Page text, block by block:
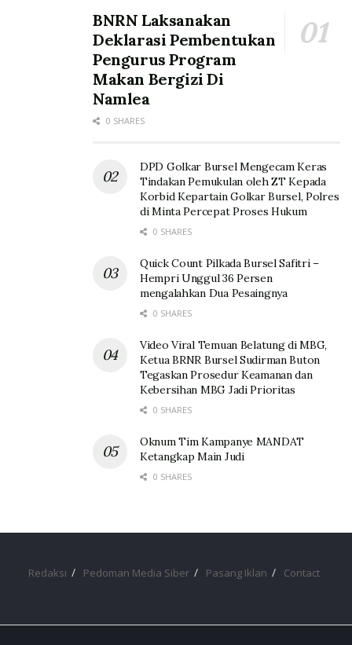
BNRN Laksanakan
Deklarasi Pembentukan
Pengurus Program
Makan Bergizi Di
Namlea
0 SHARES
DPD Golkar Bursel Mengecam Keras
Tindakan Pemukulan oleh ZT Kepada
Korbid Kepartain Golkar Bursel, Polres
di Minta Percepat Proses Hukum
0 SHARES
Quick Count Pilkada Bursel Safitri –
Hempri Unggul 36 Persen
mengalahkan Dua Pesaingnya
0 SHARES
Video Viral Temuan Belatung di MBG,
Ketua BRNR Bursel Sudirman Buton
Tegaskan Prosedur Keamanan dan
Kebersihan MBG Jadi Prioritas
0 SHARES
Oknum Tim Kampanye MANDAT
Ketangkap Main Judi
0 SHARES
Redaksi Pedoman Media Siber Pasang Iklan Contact